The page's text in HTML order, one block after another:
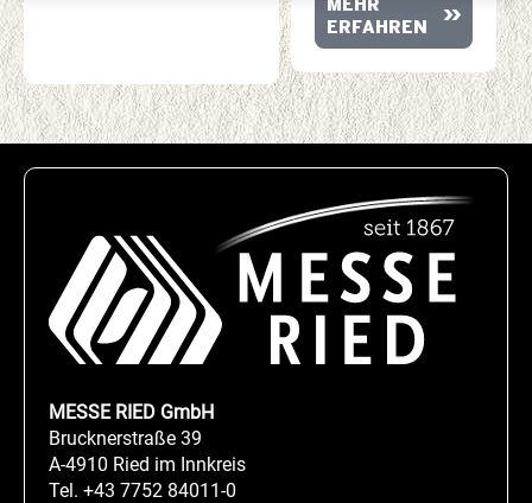
MEHR
ERFAHREN
MESSE RIED GmbH
Brucknerstraße 39
A-4910 Ried im Innkreis
Tel. +43 7752 84011-0